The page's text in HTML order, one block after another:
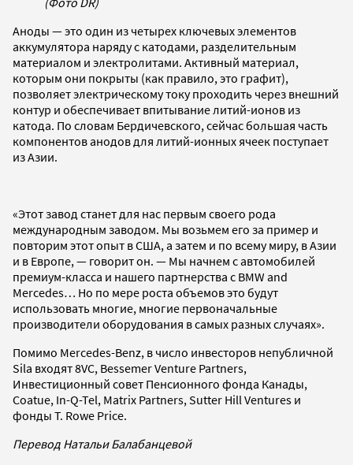
Аноды — это один из четырех ключевых элементов
аккумулятора наряду с катодами, разделительным
материалом и электролитами. Активный материал,
которым они покрыты (как правило, это графит),
позволяет электрическому току проходить через внешний
контур и обеспечивает впитывание литий-ионов из
катода. По словам Бердичевского, сейчас большая часть
компонентов анодов для литий-ионных ячеек поступает
из Азии.
«Этот завод станет для нас первым своего рода
международным заводом. Мы возьмем его за пример и
повторим этот опыт в США, а затем и по всему миру, в Азии
и в Европе, — говорит он. — Мы начнем с автомобилей
премиум-класса и нашего партнерства с BMW and
Mercedes… Но по мере роста объемов это будут
использовать многие, многие первоначальные
производители оборудования в самых разных случаях».
Помимо Mercedes-Benz, в число инвесторов непубличной
Sila входят 8VC, Bessemer Venture Partners,
Инвестиционный совет Пенсионного фонда Канады,
Coatue, In-Q-Tel, Matrix Partners, Sutter Hill Ventures и
фонды T. Rowe Price.
Перевод Натальи Балабанцевой